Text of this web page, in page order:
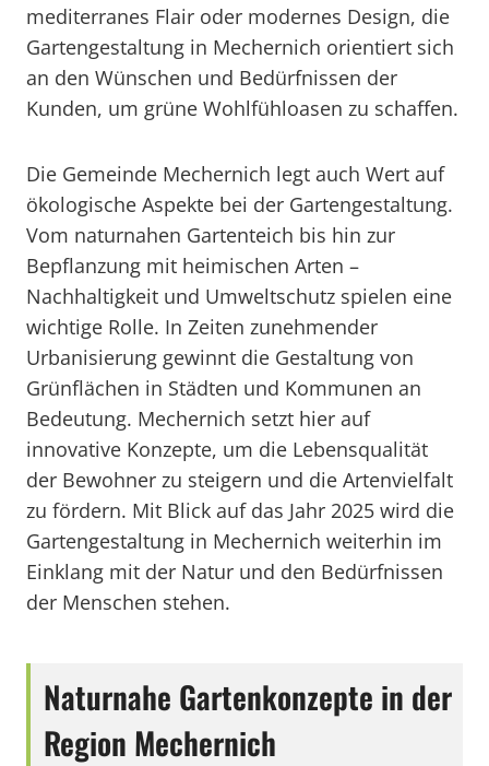
mediterranes Flair oder modernes Design, die
Gartengestaltung in Mechernich orientiert sich
an den Wünschen und Bedürfnissen der
Kunden, um grüne Wohlfühloasen zu schaffen.
Die Gemeinde Mechernich legt auch Wert auf
ökologische Aspekte bei der Gartengestaltung.
Vom naturnahen Gartenteich bis hin zur
Bepflanzung mit heimischen Arten –
Nachhaltigkeit und Umweltschutz spielen eine
wichtige Rolle. In Zeiten zunehmender
Urbanisierung gewinnt die Gestaltung von
Grünflächen in Städten und Kommunen an
Bedeutung. Mechernich setzt hier auf
innovative Konzepte, um die Lebensqualität
der Bewohner zu steigern und die Artenvielfalt
zu fördern. Mit Blick auf das Jahr 2025 wird die
Gartengestaltung in Mechernich weiterhin im
Einklang mit der Natur und den Bedürfnissen
der Menschen stehen.
Naturnahe Gartenkonzepte in der
Region Mechernich